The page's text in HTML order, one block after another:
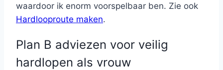
waardoor ik enorm voorspelbaar ben. Zie ook
Hardlooproute maken.
Plan B adviezen voor veilig
hardlopen als vrouw